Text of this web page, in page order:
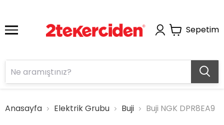
Sepetim
Anasayfa Elektrik Grubu Buji Buji NGK DPR8EA9